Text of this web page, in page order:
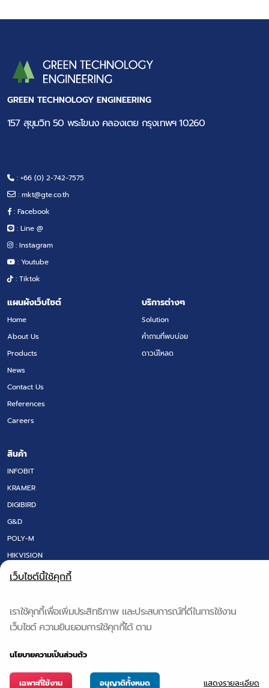
GREEN TECHNOLOGY ENGINEERING
157 สุขุมวิท 50 พระโขนง คลองเตย กรุงเทพฯ 10260
: +66 (0) 2-742-7575
: mkt@gte.co.th
: Facebook
: Line @
: Instagram
: Youtube
: Tiktok
แผนผังเว็บไซต์
Home
About Us
Products
News
Contact Us
References
Careers
บริการต่างๆ
Solution
คำถามที่พบบ่อย
ดาวน์โหลด
สินค้า
INFOBIT
KRAMER
DIGIBIRD
G&D
POLY-M
HIKVISION
LED SCREEN
DT RESEARCH
IQ BOARD & Q-NEX
เว็บไซต์นี้ใช้คุกกี้
เราใช้คุกกี้เพื่อเพิ่มประสิทธิภาพ และประสบการณ์ที่ดีในการใช้งาน
เว็บไซต์ ความยินยอมการใช้คุกกี้ได้ ตาม
นโยบายความเป็นส่วนตัว
เฉพาะที่ใช้งาน อนุญาติทั้งหมด แสดงรายละเอียด